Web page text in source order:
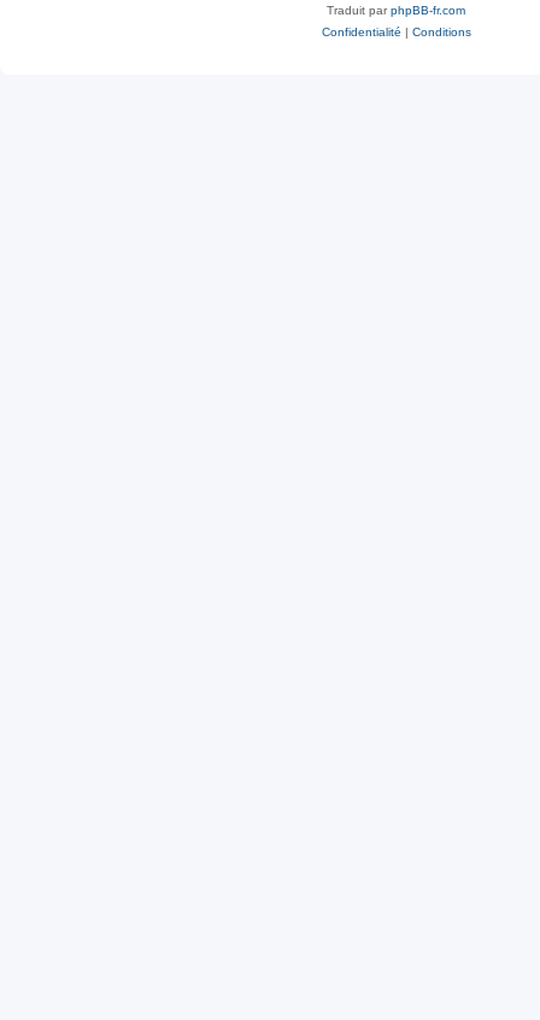
Traduit parphpBB-fr.com
Confidentialité | Conditions